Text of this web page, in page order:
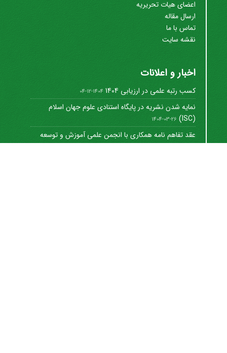
اعضای هیات تحریریه
ارسال مقاله
تماس با ما
نقشه سایت
اخبار و اعلانات
کسب رتبه علمی در ارزیابی 1404 1404-12-04
نمایه شدن نشریه در پایگاه استنادی علوم جهان اسلام
(ISC)
1404-03-26
عقد تفاهم نامه همکاری با انجمن علمی آموزش و توسعه
منابع ...